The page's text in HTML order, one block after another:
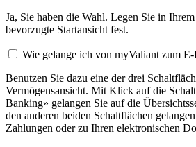
Ja, Sie haben die Wahl. Legen Sie in Ihrem
bevorzugte Startansicht fest.
Wie gelange ich von myValiant zum
Benutzen Sie dazu eine der drei
Vermögensansicht. Mit Klick auf die
Banking» gelangen Sie auf die
den anderen beiden Schaltflächen
Zahlungen oder zu Ihren elektronischen